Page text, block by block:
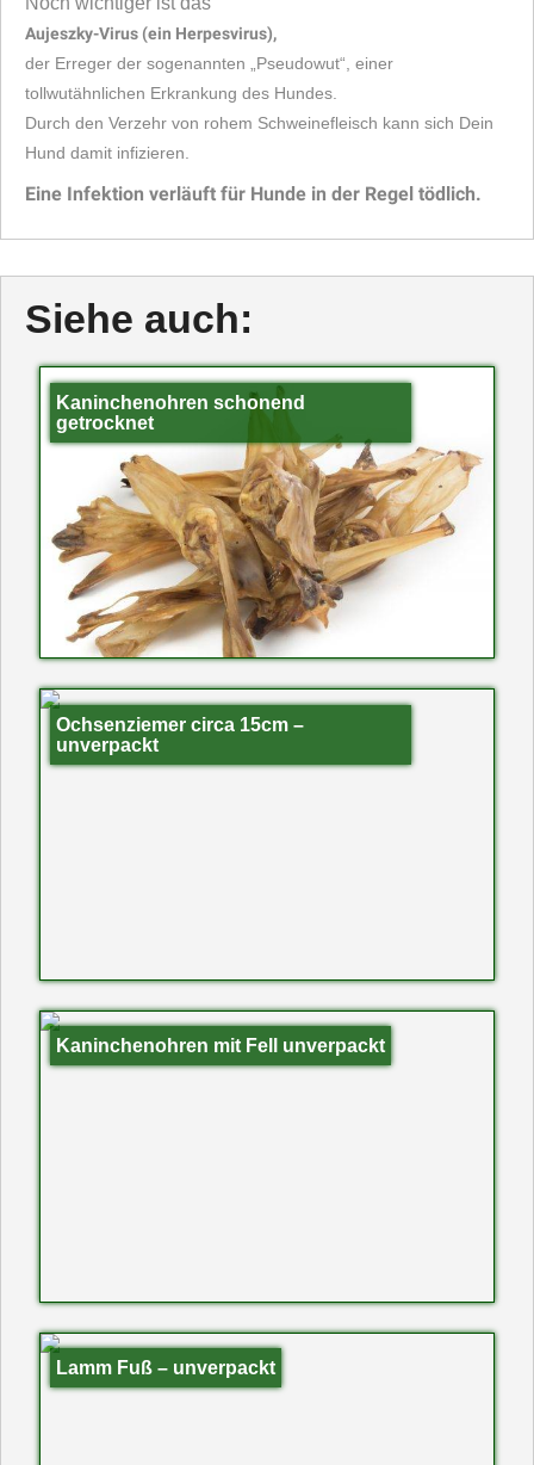
Aujeszky-Virus (ein Herpesvirus),
der Erreger der sogenannten „Pseudowut“, einer
tollwutähnlichen Erkrankung des Hundes.
Durch den Verzehr von rohem Schweinefleisch kann sich Dein
Hund damit infizieren.
Eine Infektion verläuft für Hunde in der Regel tödlich.
Siehe auch:
Kaninchenohren schonend
getrocknet
Ochsenziemer circa 15cm –
unverpackt
Kaninchenohren mit Fell unverpackt
Lamm Fuß – unverpackt